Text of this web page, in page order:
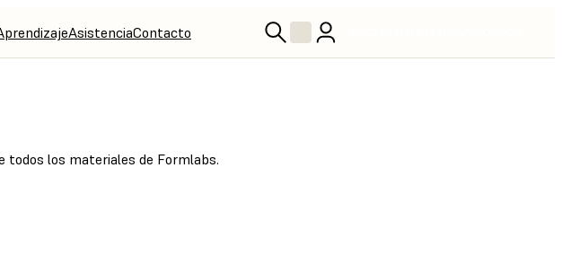
AsistenciaContacto
todos los materiales de Formlabs.